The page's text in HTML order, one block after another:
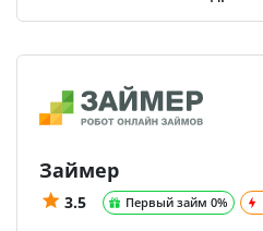
Займер
3.5 Первый займ 0%